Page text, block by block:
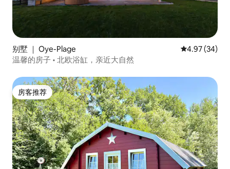
别墅 ｜ Oye-Plage 平均评分
4.97 (34)
温馨的房子 • 北欧浴缸，亲近大自然
房客推荐
房客推荐